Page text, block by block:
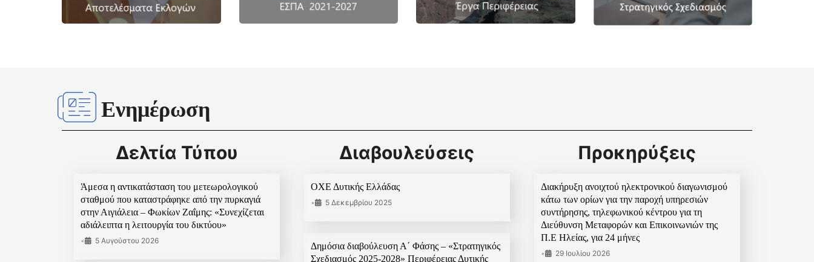
Ενημέρωση
Δελτία Τύπου
Άμεσα η αντικατάσταση του μετεωρολογικού
σταθμού που καταστράφηκε από την πυρκαγιά
στην Αιγιάλεια – Φωκίων Ζαΐμης: «Συνεχίζεται
αδιάλειπτα η λειτουργία του δικτύου»
• 5 Αυγούστου 2026
Διαβουλεύσεις
ΟΧΕ Δυτικής Ελλάδας
• 5 Δεκεμβρίου 2025
Δημόσια διαβούλευση Α΄ Φάσης – «Στρατηγικός
Σχεδιασμός 2025-2028» Περιφέρειας Δυτικής
Προκηρύξεις
Διακήρυξη ανοιχτού ηλεκτρονικού διαγωνισμού
κάτω των ορίων για την παροχή υπηρεσιών
συντήρησης, τηλεφωνικού κέντρου για τη
Διεύθυνση Μεταφορών και Επικοινωνιών της
Π.Ε Ηλείας, για 24 μήνες
• 29 Ιουλίου 2026